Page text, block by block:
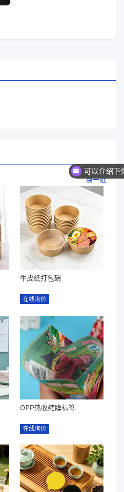
换一批
牛皮纸打包碗
在线询价
OPP热收缩膜标签
在线询价